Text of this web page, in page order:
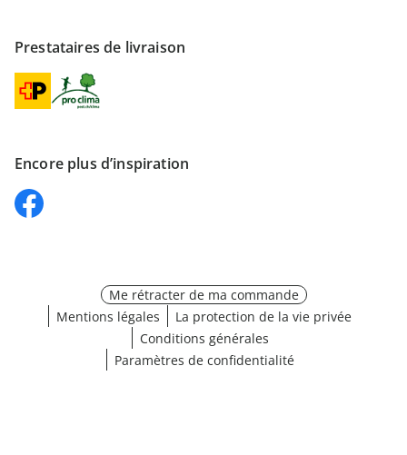
Prestataires de livraison
Encore plus d’inspiration
Me rétracter de ma commande
Mentions légales
La protection de la vie privée
Conditions générales
Paramètres de confidentialité